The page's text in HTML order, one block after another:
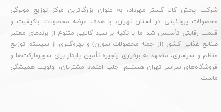
شرکت پخش کالا گستر مهرداد، به عنوان بزرگ‌ترین مرکز توزیع مویرگی
محصولات پروتئینی در استان تهران، با هدف عرضه محصولات باکیفیت و
قیمت رقابتی تأسیس شد. ما با تکیه بر سبد کالایی متنوع از برندهای معتبر
صنایع غذایی کشور (از جمله محصولات سورن) و بهره‌گیری از سیستم توزیع
منظم و سراسری، متعهد به برقراری زنجیره تأمین پایدار برای سوپرمارکت‌ها و
فروشگاه‌های سراسر تهران هستیم. جلب اعتماد مشتریان، اولویت همیشگی
ماست.